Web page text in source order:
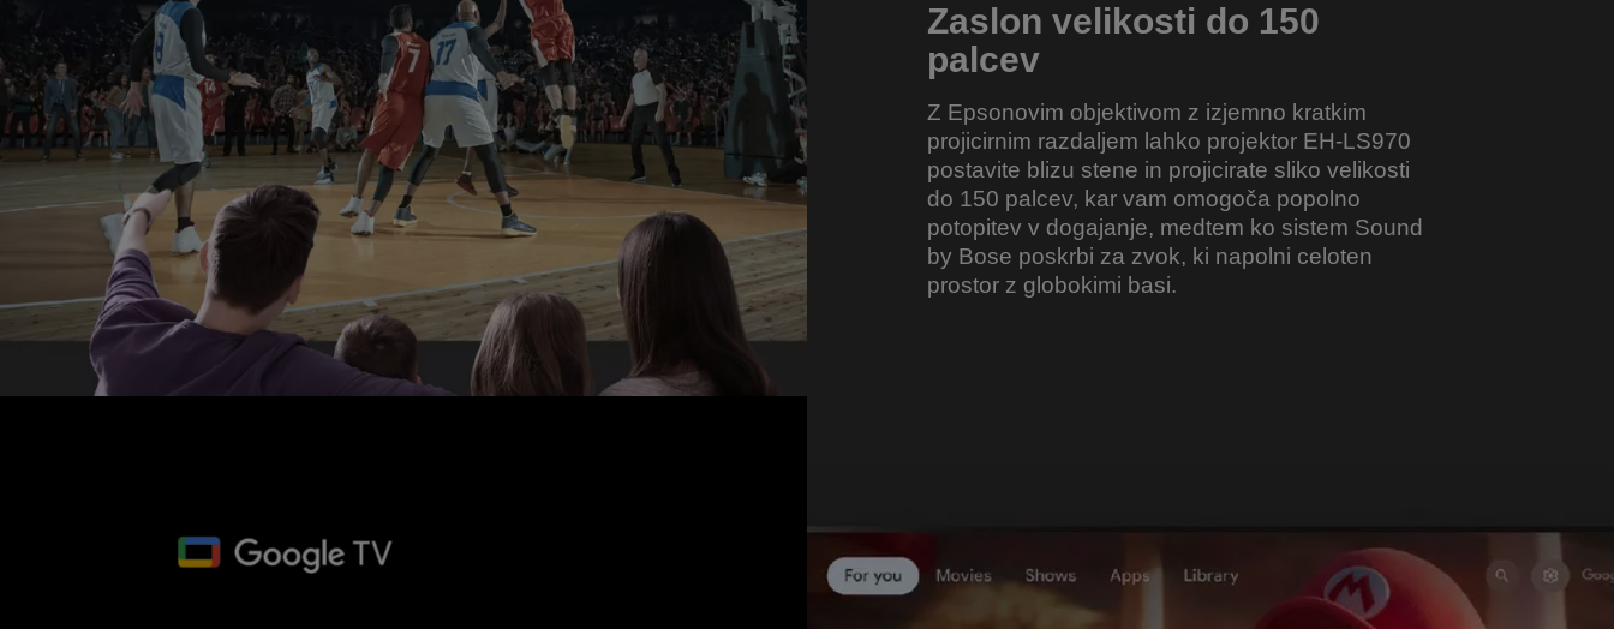
Zaslon velikosti do 150
palcev
Z Epsonovim objektivom z izjemno kratkim
projicirnim razdaljem lahko projektor EH-LS970
postavite blizu stene in projicirate sliko velikosti
do 150 palcev, kar vam omogoča popolno
potopitev v dogajanje, medtem ko sistem Sound
by Bose poskrbi za zvok, ki napolni celoten
prostor z globokimi basi.